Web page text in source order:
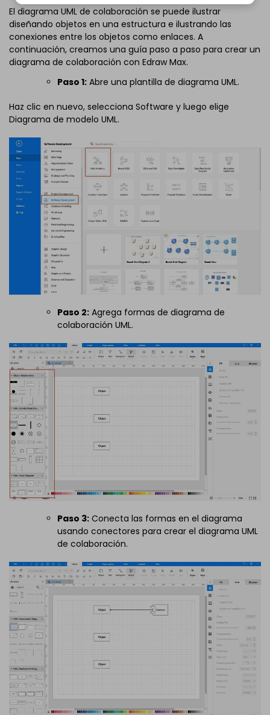
El diagrama UML de colaboración se puede ilustrar
diseñando objetos en una estructura e ilustrando las
conexiones entre los objetos como enlaces. A
continuación, creamos una guía paso a paso para crear un
diagrama de colaboración con Edraw Max.
Paso 1: Abre una plantilla de diagrama UML.
Haz clic en nuevo, selecciona Software y luego elige
Diagrama de modelo UML.
Paso 2: Agrega formas de diagrama de
colaboración UML.
Paso 3: Conecta las formas en el diagrama
usando conectores para crear el diagrama UML
de colaboración.